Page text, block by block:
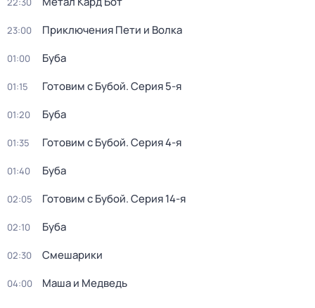
23:00 Приключения Пети и Волка
01:00 Буба
01:15 Готовим с Бубой. Серия 5-я
01:20 Буба
01:35 Готовим с Бубой. Серия 4-я
01:40 Буба
02:05 Готовим с Бубой. Серия 14-я
02:10 Буба
02:30 Смешарики
04:00 Маша и Медведь